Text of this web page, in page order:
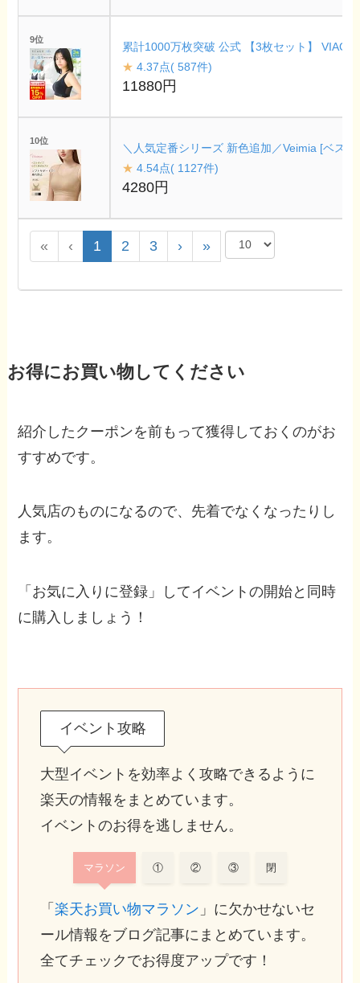
9位
累計1000万枚突破 公式 【3枚セット】
★ 4.37点( 587件)
11880円
10位
＼人気定番シリーズ 新色追加／Veimia [ベス
★ 4.54点( 1127件)
4280円
« ‹ 1 2 3 › »
お得にお買い物してください
紹介したクーポンを前もって獲得しておくのがお
すすめです。
人気店のものになるので、先着でなくなったりし
ます。
「お気に入りに登録」してイベントの開始と同時
に購入しましょう！
イベント攻略
大型イベントを効率よく攻略できるように
楽天の情報をまとめています。
イベントのお得を逃しません。
マラソン ① ② ③ 閉
「楽天お買い物マラソン 」に欠かせないセ
ール情報をブログ記事にまとめています。
全てチェックでお得度アップです！